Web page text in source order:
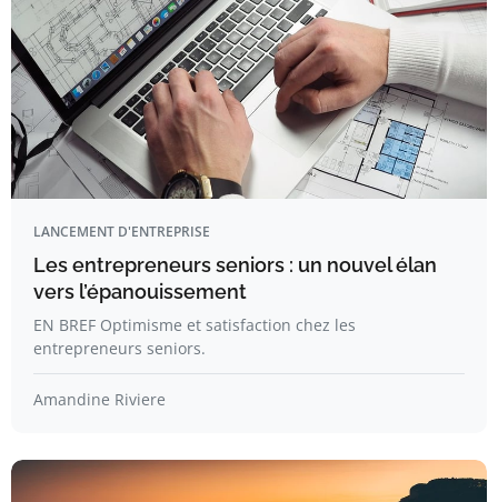
LANCEMENT D'ENTREPRISE
Les entrepreneurs seniors : un nouvel élan
vers l’épanouissement
EN BREF Optimisme et satisfaction chez les
entrepreneurs seniors.
Amandine Riviere